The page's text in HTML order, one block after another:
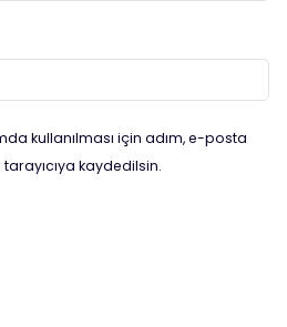
kullanılması için adım, e-posta
kaydedilsin.